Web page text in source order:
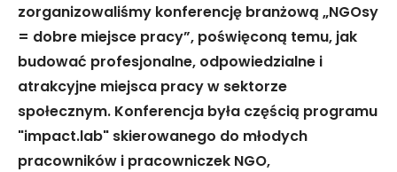
zorganizowaliśmy konferencję branżową „NGOsy
= dobre miejsce pracy”, poświęconą temu, jak
budować profesjonalne, odpowiedzialne i
atrakcyjne miejsca pracy w sektorze
społecznym. Konferencja była częścią programu
"impact.lab" skierowanego do młodych
pracowników i pracowniczek NGO,